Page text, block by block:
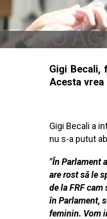
Gigi Becali,
Acesta vrea
Gigi Becali a
nu s-a putut
"În Parlament
are rost să le
de la FRF
în Parlament,
feminin. Vom